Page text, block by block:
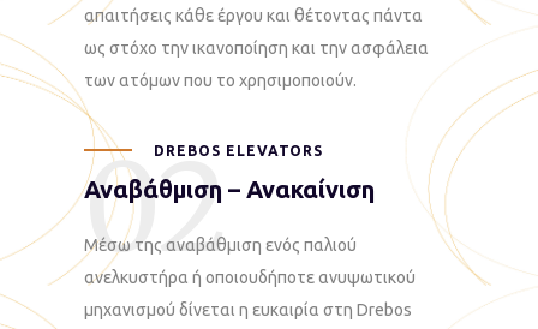
απαιτήσεις κάθε έργου και θέτοντας πάντα
ως στόχο την ικανοποίηση και την ασφάλεια
των ατόμων που το χρησιμοποιούν.
DREBOS ELEVATORS
Αναβάθμιση – Ανακαίνιση
02
Μέσω της αναβάθμιση ενός παλιού
ανελκυστήρα ή οποιουδήποτε ανυψωτικού
μηχανισμού δίνεται η ευκαιρία στη Drebos